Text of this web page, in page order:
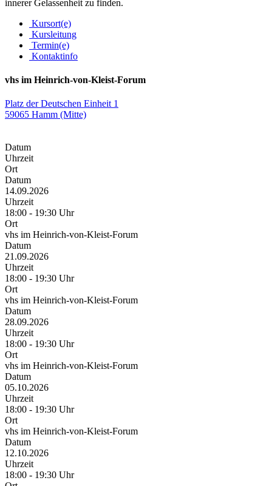
innerer Gelassenheit zu finden.
Kursort(e)
Kursleitung
Termin(e)
Kontaktinfo
vhs im Heinrich-von-Kleist-Forum
Platz der Deutschen Einheit 1
59065 Hamm (Mitte)
Datum
Uhrzeit
Ort
Datum
14.09.2026
Uhrzeit
18:00 - 19:30 Uhr
Ort
vhs im Heinrich-von-Kleist-Forum
Datum
21.09.2026
Uhrzeit
18:00 - 19:30 Uhr
Ort
vhs im Heinrich-von-Kleist-Forum
Datum
28.09.2026
Uhrzeit
18:00 - 19:30 Uhr
Ort
vhs im Heinrich-von-Kleist-Forum
Datum
05.10.2026
Uhrzeit
18:00 - 19:30 Uhr
Ort
vhs im Heinrich-von-Kleist-Forum
Datum
12.10.2026
Uhrzeit
18:00 - 19:30 Uhr